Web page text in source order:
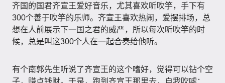
齐国的国君齐宣王爱好音乐，尤其喜欢听吹竽，手下有
300个善于吹竽的乐师。齐宣王喜欢热闹，爱摆排场，总
想在人前展示下一国之君的威严，所以每次听吹竽的时
候，总是叫这300个人在一起合奏给他听。
有个南郭先生听说了齐宣王的这个嗜好，觉得可以钻个空
子，赚点钱财。于是，跑到齐宣王那里去，自我吹嘘：